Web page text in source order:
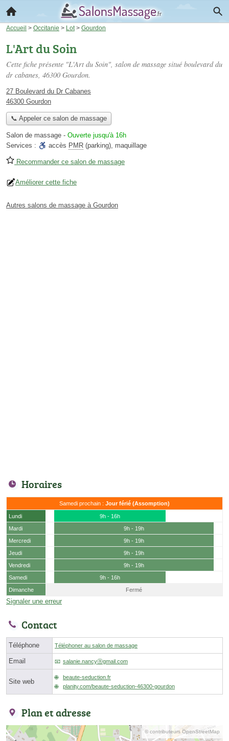
Accueil > Occitanie > Lot > Gourdon
L'Art du Soin
Cette fiche présente "L'Art du Soin", salon de massage situé boulevard du
dr cabanes, 46300 Gourdon.
27 Boulevard du Dr Cabanes
46300 Gourdon
📞 Appeler ce salon de massage
Salon de massage - Ouverte jusqu'à 16h
Services :
accès PMR (parking), maquillage
Recommander ce salon de massage
Améliorer cette fiche
Autres salons de massage à Gourdon
Horaires
Samedi prochain : Jour férié (Assomption)
Lundi
9h - 16h
Mardi
9h - 19h
Mercredi
9h - 19h
Jeudi
9h - 19h
Vendredi
9h - 19h
Samedi
9h - 16h
Dimanche
Fermé
Signaler une erreur
Contact
Téléphone Téléphoner au salon de massage
Email salanie.nancyⓐgmail.com
Site web
beaute-seduction.fr
planity.com/beaute-seduction-46300-gourdon
Plan et adresse
© contributeurs OpenStreetMap